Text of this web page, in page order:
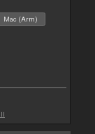
Mac (Arm)